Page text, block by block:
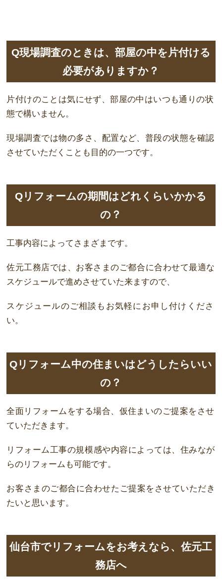
Q現場調査のときは、部屋の中を片付ける
必要がありますか？
片付けのことは気にせず、部屋の中 はいつも通 りの状
態で構いません。
現場調査では物の多さ、 配置など、 普段の状態を確認
させていただくことも目的の一つです。
Qリフォームの期間はどれくらいかかる
の？
工事内容によってさまざまです。
佐元工務店では、お客さまのご都合に合わせて最適な
スケジュールで進めさせていた来ますので、
スケジュールのご相談もお気軽にお申 し付けくださ
い。
Qリフォーム中の住まいはどうしたらいい
の？
全面 リフォームをする場合、 仮住まいのご提案をさせ
ていただきます。
リフォーム工事の規模感や内容によっては、住みなが
らのリフォームも可能です。
お客さまのご都合に合わせたご提案をさせていただき
たいと思います。
仙台市でリフォームをお考えなら、佐元工
務店へ